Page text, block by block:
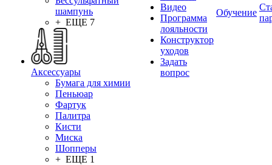
шампунь
+ ЕЩЕ 7
Аксессуары
Бумага для химии
Пеньюар
Фартук
Палитра
Кисти
Миска
Шопперы
+ ЕЩЕ 1
Видео
Программа
лояльности
Конструктор
уходов
Задать
вопрос
Обучение